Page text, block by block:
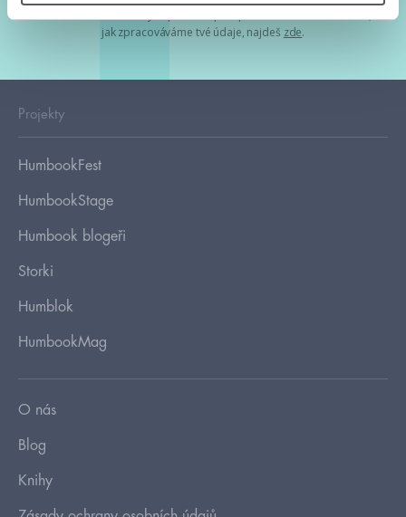
jak zpracováváme tvé údaje, najdeš zde.
Projekty
HumbookFest
HumbookStage
Humbook blogeři
Storki
Humblok
HumbookMag
O nás
Blog
Knihy